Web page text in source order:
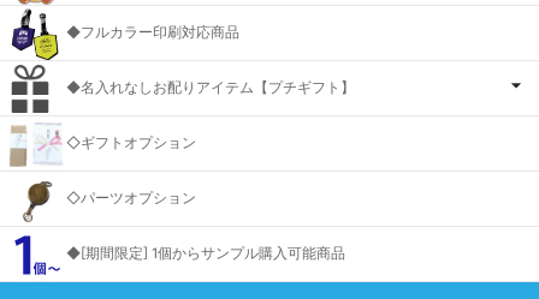
◆フルカラー印刷対応商品
◆名入れなしお配りアイテム【プチギフト】
◇ギフトオプション
◇パーツオプション
◆[期間限定] 1個からサンプル購入可能商品